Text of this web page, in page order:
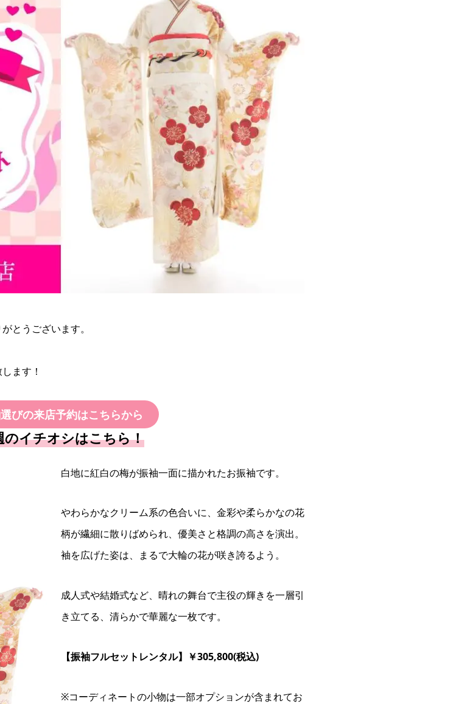
とうございます。
ます！
びの来店予約はこちらから
のイチオシはこちら！
白地に紅白の梅が振袖一面に描かれたお振袖です。
やわらかなクリーム系の色合いに、金彩や柔らかなの花
柄が繊細に散りばめられ、優美さと格調の高さを演出。
袖を広げた姿は、まるで大輪の花が咲き誇るよう。
成人式や結婚式など、晴れの舞台で主役の輝きを一層引
き立てる、清らかで華麗な一枚です。
【振袖フルセットレンタル】￥305,800(税込)
※コーディネートの小物は一部オプションが含まれてお